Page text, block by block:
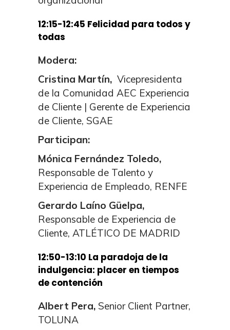
12:15-12:45 Felicidad para todos y
todas
Modera:
Cristina Martín, Vicepresidenta
de la Comunidad AEC Experiencia
de Cliente | Gerente de Experiencia
de Cliente, SGAE
Participan:
Mónica Fernández Toledo,
Responsable de Talento y
Experiencia de Empleado, RENFE
Gerardo Laíno Güelpa,
Responsable de Experiencia de
Cliente, ATLÉTICO DE MADRID
12:50-13:10 La paradoja de la
indulgencia: placer en tiempos
de contención
Albert Pera, Senior Client Partner,
TOLUNA